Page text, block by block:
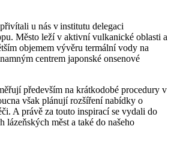
u nás v institutu delegaci
Město leží v aktivní vulkanické oblasti a
objemem vývěru termální vody na
centrem japonské onsenové
především na krátkodobé procedury v
však plánují rozšíření nabídky o
A právě za touto inspirací se vydali do
lázeňských měst a také do našeho